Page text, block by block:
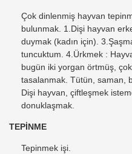
Çok dinlenmiş hayvan
bulunmak. 1.Dişi hayvan
duymak (kadın için).
tuncuktum. 4.Ürkmek :
bugün iki yorgan örtmüş,
tasalanmak. Tütün, saman,
Dişi hayvan, çiftleşmek
donuklaşmak.
TEPİNME
Tepinmek işi.